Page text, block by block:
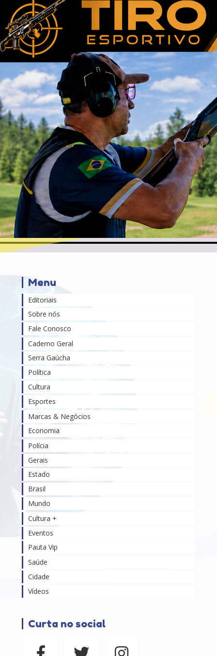
Menu
Editoriais
Sobre nós
Fale Conosco
Caderno Geral
Serra Gaúcha
Política
Cultura
Esportes
Marcas & Negócios
Economia
Polícia
Gerais
Estado
Brasil
Mundo
Cultura +
Eventos
Pauta Vip
Saúde
Cidade
Vídeos
Curta no social